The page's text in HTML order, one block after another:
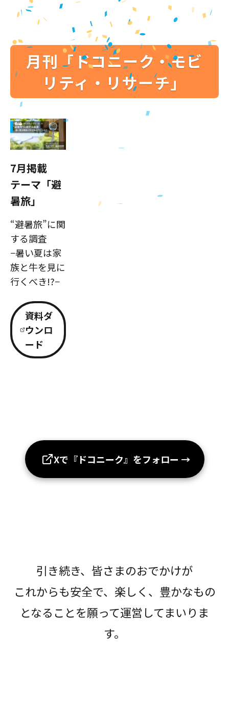
月刊「ドコニーク・モビ
リティ・リサーチ」
7月掲載
テーマ「避
暑旅」
“避暑旅”に関
する調査
−暑い夏は家
族と牛を見に
行くべき!?−
資料ダ
ウンロ
ード
Xで『ドコニーク』をフォロー →
引き続き、皆さまのおでかけが
これからも安全で、楽しく、豊かなもの
となることを願って運営してまいりま
す。